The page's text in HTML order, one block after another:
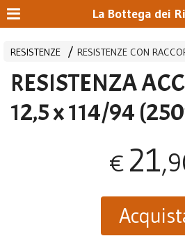
La Bottega dei
RESISTENZE RESISTENZE CON
RESISTENZA
12,5 x 114/94
€ 21